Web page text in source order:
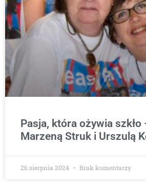
Pasja, która ożywia szkło
Marzeną Struk i Urszulą
26 sierpnia 2024 Brak komentarzy